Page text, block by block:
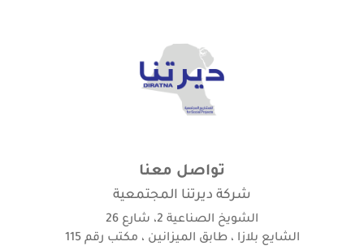
تواصل معنا
شركة ديرتنا المجتمعية
الشويخ الصناعية 2، شارع 26
الشايع بلازا ، طابق الميزانين ، مكتب رقم 115